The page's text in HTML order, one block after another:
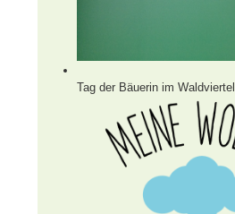
Tag der Bäuerin im Waldviertel